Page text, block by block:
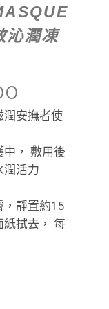
沁潤凍
潤安撫者使
， 敷用後
潤活力
，靜置約15
紙拭去， 每